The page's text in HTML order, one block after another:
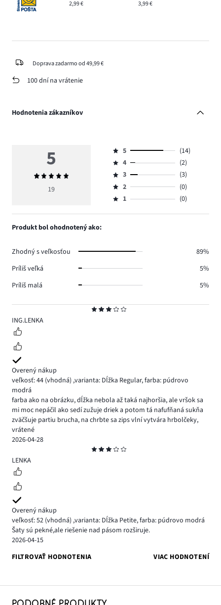
2,99 € 3,99 €
Doprava zadarmo od 49,99 €
100 dní na vrátenie
Hodnotenia zákazníkov
3
ING.LENKA
Overený nákup
veľkosť: 44 (vhodná) ,varianta: Dĺžka Regular,farba: púdrovo
modrá
farba ako na obrázku, dĺžka nebola až taká najhoršia, ale vršok sa
mi moc nepáčil ako sedí zužuje driek a potom tá nafufňaná sukňa
zväčšuje partiu brucha, na chrbte sa zips vlní vytvára hrbolčeky,
vrátené
2026-04-28
3LENKA
Overený nákup
veľkosť: 52 (vhodná) ,varianta: Dĺžka Petite,farba: púdrovo modrá
Šaty sú pekné,ale riešenie nad pásom rozširuje.
2026-04-15
FILTROVAŤ HODNOTENIA
VIAC HODNOTENÍ
5
Priemerné
hodnotenie
19
Hodnotenie
5,
počet
hlasov
14.
5
(14)
Hodnotenie
4,
počet
hlasov
4
(2)
Hodnotenie
3,
počet
3
(3)
Hodnotenie
2,
2
(0)
Hodnotenie
1,
1 (0)
Produkt bol ohodnotený ako:
Zhodný s veľkosťou
89%
Príliš veľká
5%
Príliš malá
5%